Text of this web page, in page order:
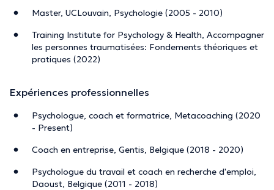
Master, UCLouvain, Psychologie (2005 - 2010)
Training Institute for Psychology & Health, Accompagner
les personnes traumatisées: Fondements théoriques et
pratiques (2022)
Expériences professionnelles
Psychologue, coach et formatrice, Metacoaching (2020
- Present)
Coach en entreprise, Gentis, Belgique (2018 - 2020)
Psychologue du travail et coach en recherche d'emploi,
Daoust, Belgique (2011 - 2018)